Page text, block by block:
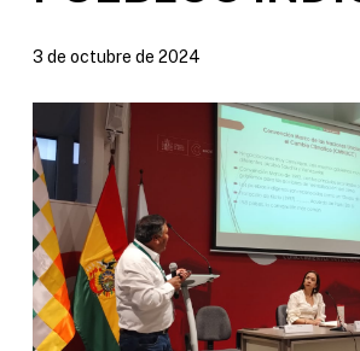
3 de octubre de 2024